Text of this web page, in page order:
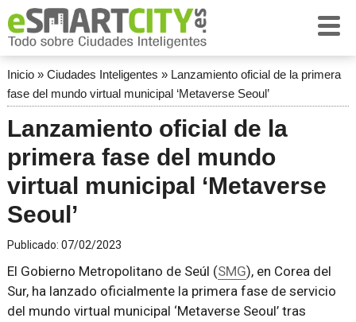
Inicio» Ciudades Inteligentes » Lanzamiento oficial de la primera
fase del mundo virtual municipal ‘Metaverse Seoul’
Lanzamiento oficial de la
primera fase del mundo
virtual municipal ‘Metaverse
Seoul’
Publicado: 07/02/2023
El Gobierno Metropolitano de Seúl (SMG), en Corea del
Sur, ha lanzado oficialmente la primera fase de servicio
del mundo virtual municipal ‘Metaverse Seoul’ tras